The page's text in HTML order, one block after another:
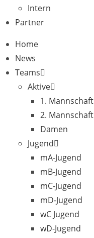
Intern
Partner
Home
News
Teams
Aktive
1. Mannschaft
2. Mannschaft
Damen
Jugend
mA-Jugend
mB-Jugend
mC-Jugend
mD-Jugend
wC Jugend
wD-Jugend